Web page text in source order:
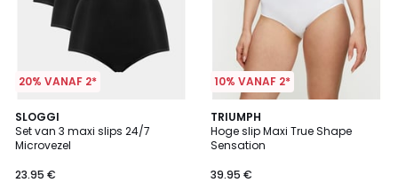
20% VANAF 2*
SLOGGI
Set van 3 maxi slips 24/7
Microvezel
23.95 €
4.4
/ 5
2
Kleuren
10% VANAF 2*
TRIUMPH
Hoge slip Maxi True Shape
Sensation
39.95 €
4.7
/ 5
3
Kleuren